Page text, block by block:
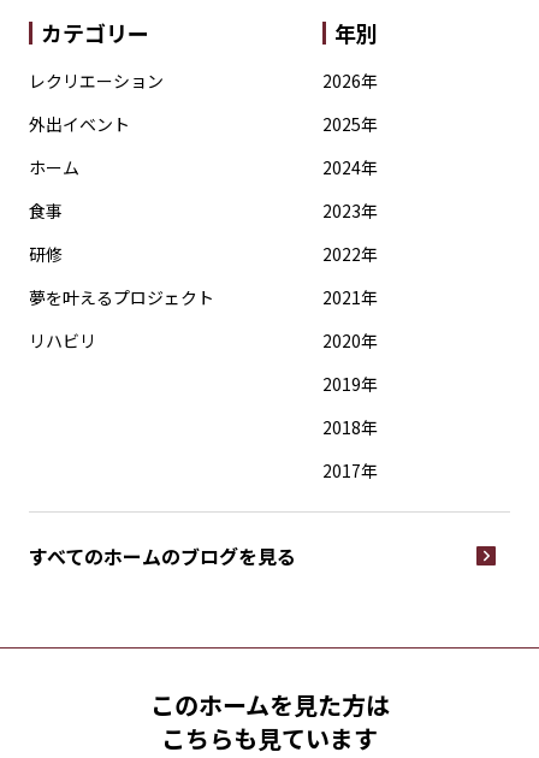
カテゴリー
レクリエーション
外出イベント
ホーム
食事
研修
夢を叶えるプロジェクト
リハビリ
年別
2026年
2025年
2024年
2023年
2022年
2021年
2020年
2019年
2018年
2017年
すべてのホームのブログを見る
このホームを見た方は
こちらも見ています